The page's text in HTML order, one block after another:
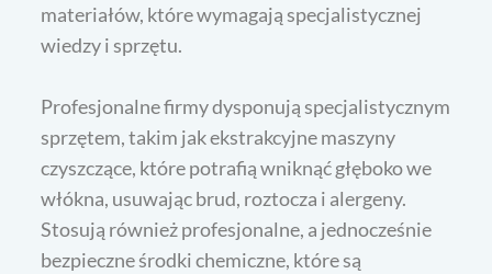
materiałów, które wymagają specjalistycznej
wiedzy i sprzętu.
Profesjonalne firmy dysponują specjalistycznym
sprzętem, takim jak ekstrakcyjne maszyny
czyszczące, które potrafią wniknąć głęboko we
włókna, usuwając brud, roztocza i alergeny.
Stosują również profesjonalne, a jednocześnie
bezpieczne środki chemiczne, które są